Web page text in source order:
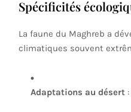
Spécificités
La faune du Maghreb a
climatiques souvent
Adaptations au désert: